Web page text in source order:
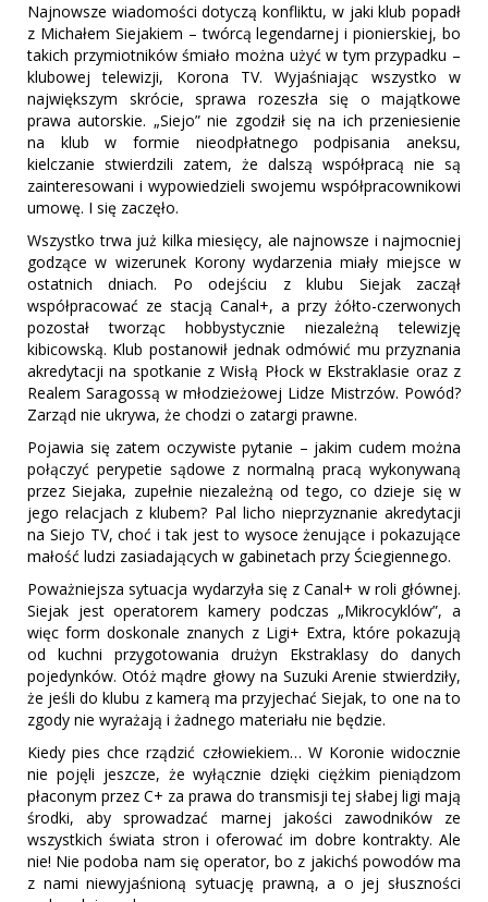
Najnowsze wiadomości dotyczą konfliktu, w jaki klub popadł
z Michałem Siejakiem – twórcą legendarnej i pionierskiej, bo
takich przymiotników śmiało można użyć w tym przypadku –
klubowej telewizji, Korona TV. Wyjaśniając wszystko w
największym skrócie, sprawa rozeszła się o majątkowe
prawa autorskie. „Siejo” nie zgodził się na ich przeniesienie
na klub w formie nieodpłatnego podpisania aneksu,
kielczanie stwierdzili zatem, że dalszą współpracą nie są
zainteresowani i wypowiedzieli swojemu współpracownikowi
umowę. I się zaczęło.
Wszystko trwa już kilka miesięcy, ale najnowsze i najmocniej
godzące w wizerunek Korony wydarzenia miały miejsce w
ostatnich dniach. Po odejściu z klubu Siejak zaczął
współpracować ze stacją Canal+, a przy żółto-czerwonych
pozostał tworząc hobbystycznie niezależną telewizję
kibicowską. Klub postanowił jednak odmówić mu przyznania
akredytacji na spotkanie z Wisłą Płock w Ekstraklasie oraz z
Realem Saragossą w młodzieżowej Lidze Mistrzów. Powód?
Zarząd nie ukrywa, że chodzi o zatargi prawne.
Pojawia się zatem oczywiste pytanie – jakim cudem można
połączyć perypetie sądowe z normalną pracą wykonywaną
przez Siejaka, zupełnie niezależną od tego, co dzieje się w
jego relacjach z klubem? Pal licho nieprzyznanie akredytacji
na Siejo TV, choć i tak jest to wysoce żenujące i pokazujące
małość ludzi zasiadających w gabinetach przy Ściegiennego.
Poważniejsza sytuacja wydarzyła się z Canal+ w roli głównej.
Siejak jest operatorem kamery podczas „Mikrocyklów”, a
więc form doskonale znanych z Ligi+ Extra, które pokazują
od kuchni przygotowania drużyn Ekstraklasy do danych
pojedynków. Otóż mądre głowy na Suzuki Arenie stwierdziły,
że jeśli do klubu z kamerą ma przyjechać Siejak, to one na to
zgody nie wyrażają i żadnego materiału nie będzie.
Kiedy pies chce rządzić człowiekiem… W Koronie widocznie
nie pojęli jeszcze, że wyłącznie dzięki ciężkim pieniądzom
płaconym przez C+ za prawa do transmisji tej słabej ligi mają
środki, aby sprowadzać marnej jakości zawodników ze
wszystkich świata stron i oferować im dobre kontrakty. Ale
nie! Nie podoba nam się operator, bo z jakichś powodów ma
z nami niewyjaśnioną sytuację prawną, a o jej słuszności